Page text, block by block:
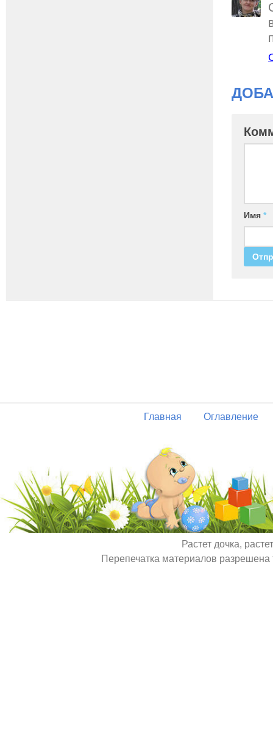
Имя *
Главная Оглавление
Растет дочка,
Перепечатка материалов разрешена